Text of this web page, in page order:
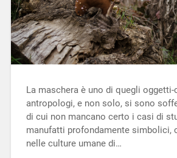
La maschera è uno di quegli
antropologi, e non solo, si sono
di cui non mancano certo i casi di
manufatti profondamente simbolici,
nelle culture umane di…